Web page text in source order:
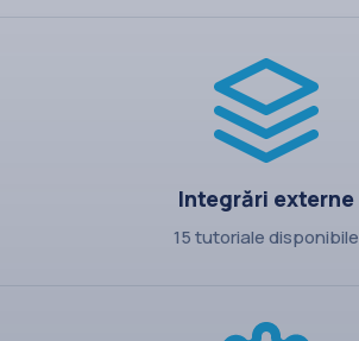
Integrări externe
15 tutoriale disponibile